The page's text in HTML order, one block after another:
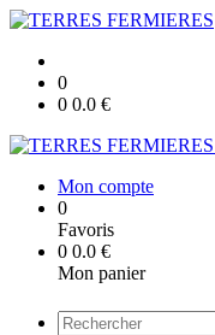
0
0 0.0 €
Mon compte
0
Favoris
0 0.0 €
Mon panier